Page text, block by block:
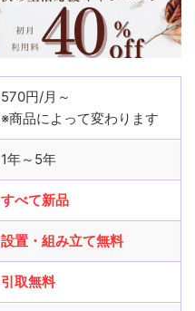
570円/月～
※商品によって変わります
1年～5年
すべて新品
設置 ・ 組み立て無料
引取無料